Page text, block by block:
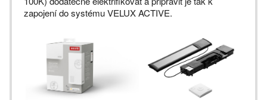
zapojení do systému VELUX ACTIVE.